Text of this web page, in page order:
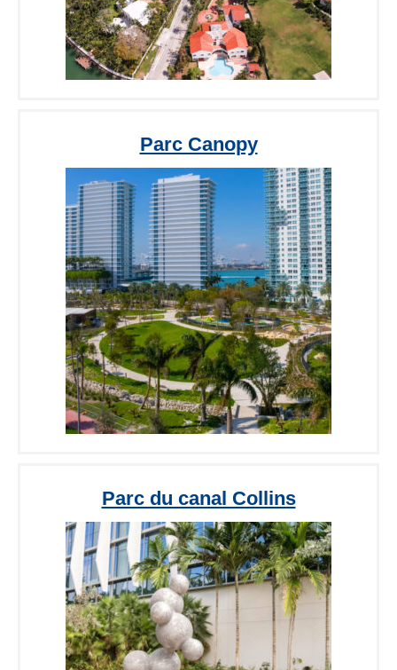
Parc Canopy
Parc du canal Collins